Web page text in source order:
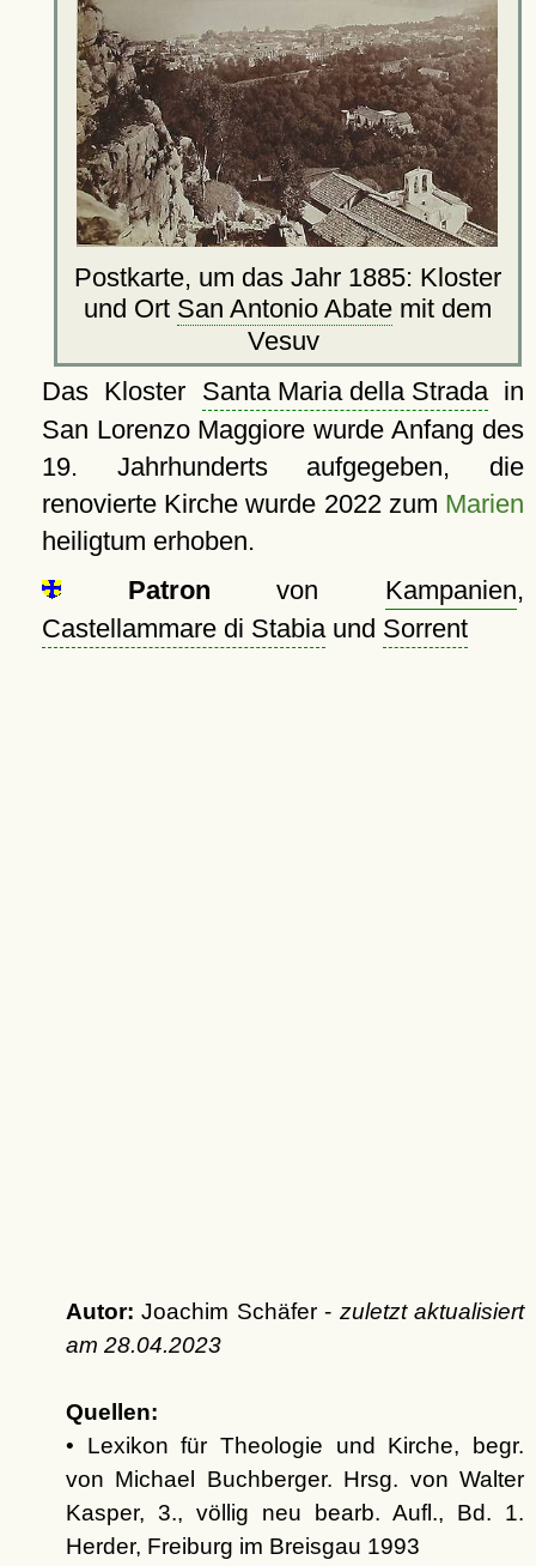
Postkarte, um das Jahr 1885: Kloster
und Ort San Antonio Abatemit dem
Vesuv
Das Kloster Santa Maria della Stradain
San Lorenzo Maggiore wurde Anfang des
19. Jahrhunderts aufgegeben, die
renovierte Kirche wurde 2022 zum Marien
heiligtum erhoben.
Patron von Kampanien,
Castellammare di Stabiaund Sorrent
Autor: Joachim Schäfer - zuletzt aktualisiert
am 28.04.2023
Quellen:
• Lexikon für Theologie und Kirche, begr.
von Michael Buchberger. Hrsg. von Walter
Kasper, 3., völlig neu bearb. Aufl., Bd. 1.
Herder, Freiburg im Breisgau 1993